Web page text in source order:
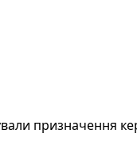
призначення